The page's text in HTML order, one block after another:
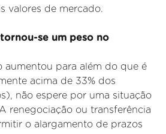
valores de mercado.
se um peso no
aumentou para além do que é
acima de 33% dos
não espere por uma situação
renegociação ou transferência
o alargamento de prazos